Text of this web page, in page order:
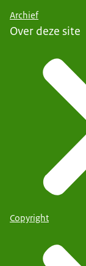
Archief
Over deze site
Copyright